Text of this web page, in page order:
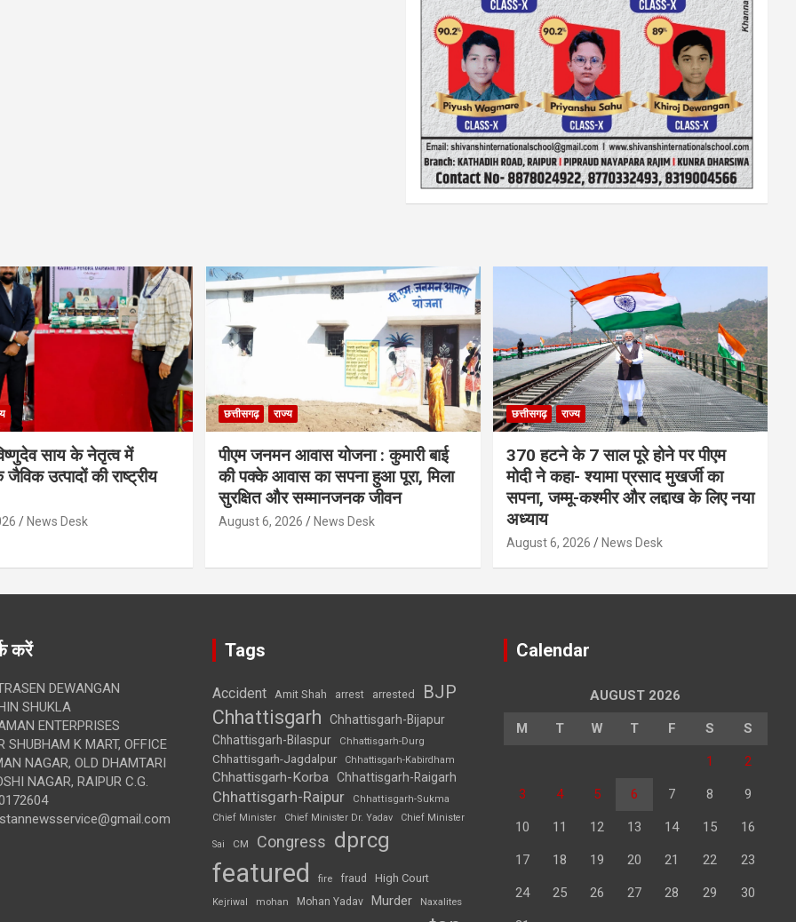
साय के नेतृत्व में
उत्पादों की राष्ट्रीय
News Desk
छत्तीसगढ़ राज्य
पीएम जनमन आवास योजना : कुमारी बाई
की पक्के आवास का सपना हुआ पूरा, मिला
सुरक्षित और सम्मानजनक जीवन
August 6, 2026 News Desk
छत्तीसगढ़ राज्य
370 हटने के 7 साल पूरे होने पर पीएम
मोदी ने कहा- श्यामा प्रसाद मुखर्जी का
सपना, जम्मू-कश्मीर और लद्दाख के लिए नया
अध्याय
August 6, 2026 News Desk
करें
DEWANGAN
SHUKLA
ENTERPRISES
SHUBHAM K MART, OFFICE
NAGAR, OLD DHAMTARI
NAGAR, RAIPUR C.G.
Tags
Accident Amit Shah arrest arrested BJP
Chhattisgarh
Chhattisgarh-Bijapur
Chhattisgarh-Bilaspur
Chhattisgarh-Durg
Chhattisgarh-Jagdalpur Chhattisgarh-Kabirdham
Chhattisgarh-Korba Chhattisgarh-Raigarh
Chhattisgarh-Raipur
Chhattisgarh-Sukma
Chief Minister
Chief Minister Dr. Yadav Chief Minister
Sai CM Congress dprcg
featured fire fraud High Court
Kejriwal mohan Mohan Yadav Murder Naxalites
Calendar
AUGUST 2026
M T W T F S S
1 2
3 4 5 6 7 8 9
10 11 12 13 14 15 16
17 18 19 20 21 22 23
24 25 26 27 28 29 30